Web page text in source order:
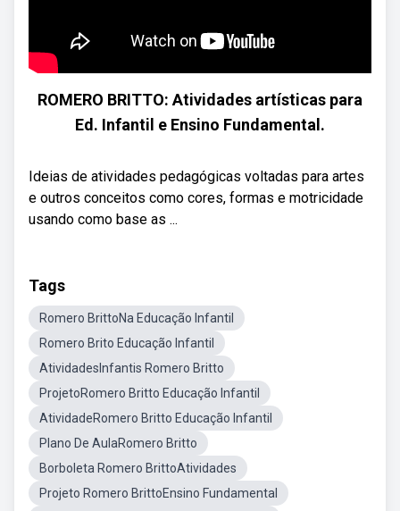
ROMERO BRITTO: Atividades artísticas para
Ed. Infantil e Ensino Fundamental.
Ideias de atividades pedagógicas voltadas para artes
e outros conceitos como cores, formas e motricidade
usando como base as ...
Tags
Romero BrittoNa Educação Infantil
Romero Brito Educação Infantil
AtividadesInfantis Romero Britto
ProjetoRomero Britto Educação Infantil
AtividadeRomero Britto Educação Infantil
Plano De AulaRomero Britto
Borboleta Romero BrittoAtividades
Projeto Romero BrittoEnsino Fundamental